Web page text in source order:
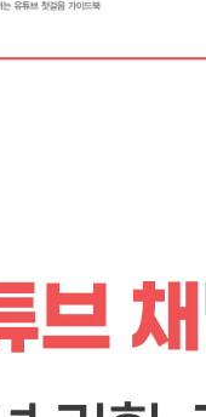
출을 결정하는 기준
전 전략
널 성장에 도움이 됩니
바로 꽂힌다
이디어 얻기
에는 외국어로 동시 노